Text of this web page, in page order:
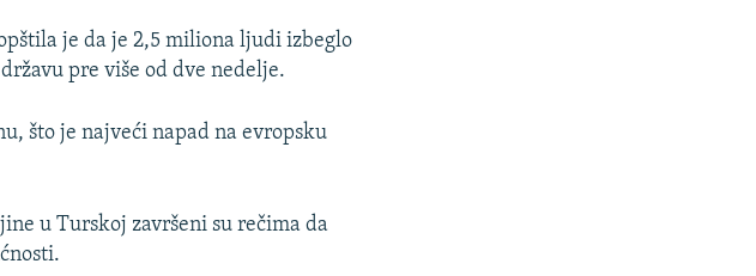
je da je 2,5 miliona ljudi izbeglo
pre više od dve nedelje.
što je najveći napad na evropsku
u Turskoj završeni su rečima da